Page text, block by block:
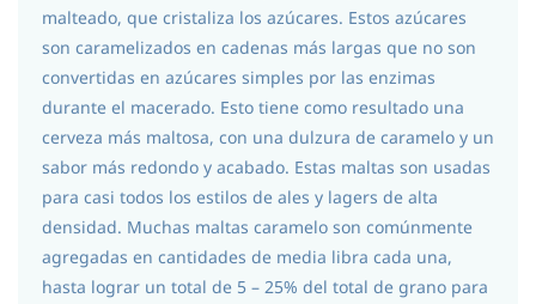
malteado, que cristaliza los azúcares. Estos azúcares
son caramelizados en cadenas más largas que no son
convertidas en azúcares simples por las enzimas
durante el macerado. Esto tiene como resultado una
cerveza más maltosa, con una dulzura de caramelo y un
sabor más redondo y acabado. Estas maltas son usadas
para casi todos los estilos de ales y lagers de alta
densidad. Muchas maltas caramelo son comúnmente
agregadas en cantidades de media libra cada una,
hasta lograr un total de 5 – 25% del total de grano para